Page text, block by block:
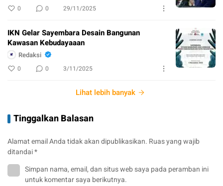
0 0 29/11/2025
IKN Gelar Sayembara Desain Bangunan
Kawasan Kebudayaaan
Redaksi
0 0 3/11/2025
Lihat lebih banyak
Tinggalkan Balasan
Alamat email Anda tidak akan dipublikasikan. Ruas yang wajib
ditandai*
Simpan nama, email, dan situs web saya pada peramban ini
untuk komentar saya berikutnya.